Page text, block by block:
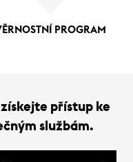
PROGRAM
přístup ke
službám.